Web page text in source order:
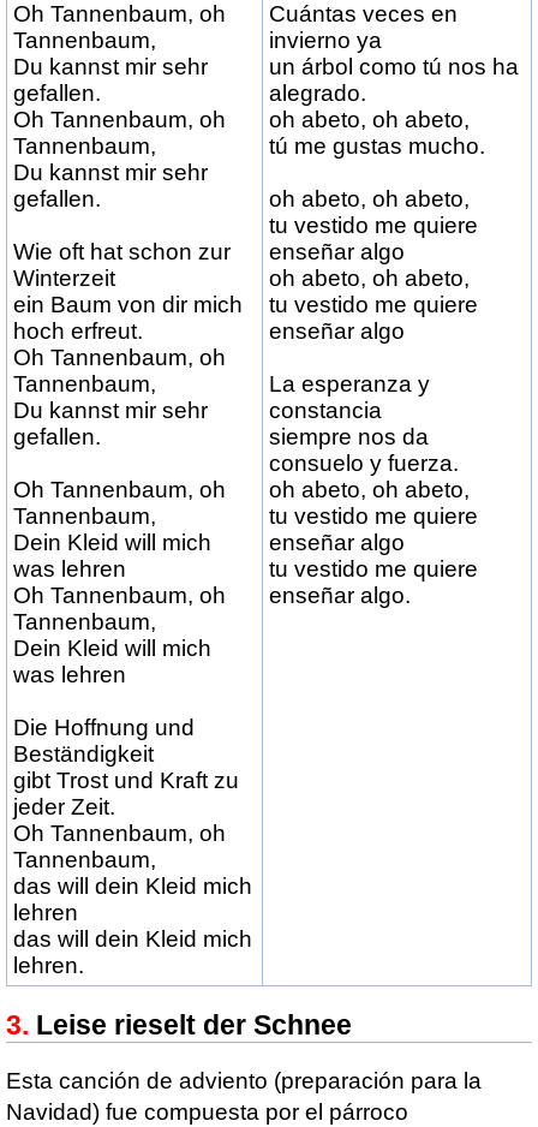
Oh Tannenbaum, oh
Tannenbaum,
Du kannst mir sehr
gefallen.
Oh Tannenbaum, oh
Tannenbaum,
Du kannst mir sehr
gefallen.
Wie oft hat schon zur
Winterzeit
ein Baum von dir mich
hoch erfreut.
Oh Tannenbaum, oh
Tannenbaum,
Du kannst mir sehr
gefallen.
Oh Tannenbaum, oh
Tannenbaum,
Dein Kleid will mich
was lehren
Oh Tannenbaum, oh
Tannenbaum,
Dein Kleid will mich
was lehren
Die Hoffnung und
Beständigkeit
gibt Trost und Kraft zu
jeder Zeit.
Oh Tannenbaum, oh
Tannenbaum,
das will dein Kleid mich
lehren
das will dein Kleid mich
lehren.
Cuántas veces en
invierno ya
un árbol como tú nos ha
alegrado.
oh abeto, oh abeto,
tú me gustas mucho.
oh abeto, oh abeto,
tu vestido me quiere
enseñar algo
oh abeto, oh abeto,
tu vestido me quiere
enseñar algo
La esperanza y
constancia
siempre nos da
consuelo y fuerza.
oh abeto, oh abeto,
tu vestido me quiere
enseñar algo
tu vestido me quiere
enseñar algo.
Leise rieselt der Schnee
Esta canción de adviento (preparación para la
Navidad) fue compuesta por el párroco